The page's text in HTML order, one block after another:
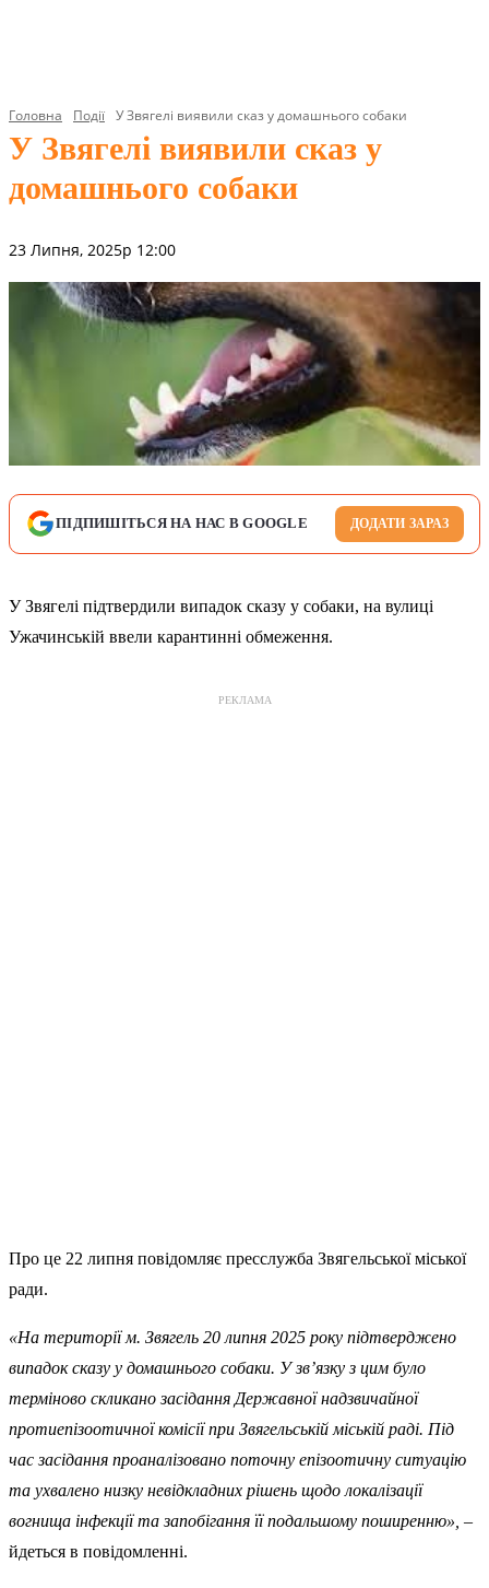
Головна Події У Звягелі виявили сказ у домашнього собаки
У Звягелі виявили сказ у
домашнього собаки
23 Липня, 2025р 12:00
ПІДПИШІТЬСЯ НА НАС В GOOGLE ДОДАТИ ЗАРАЗ
У Звягелі підтвердили випадок сказу у собаки, на вулиці
Ужачинській ввели карантинні обмеження.
РЕКЛАМА
Про це 22 липня повідомляє пресслужба Звягельської міської
ради.
«На території м. Звягель 20 липня 2025 року підтверджено
випадок сказу у домашнього собаки. У зв’язку з цим було
терміново скликано засідання Державної надзвичайної
протиепізоотичної комісії при Звягельській міській раді. Під
час засідання проаналізовано поточну епізоотичну ситуацію
та ухвалено низку невідкладних рішень щодо локалізації
вогнища інфекції та запобігання її подальшому поширенню», –
йдеться в повідомленні.